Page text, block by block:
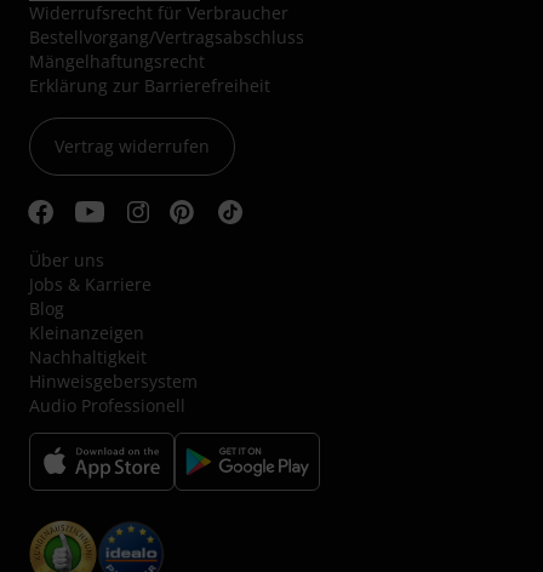
Widerrufsrecht für Verbraucher
Bestellvorgang/Vertragsabschluss
Mängelhaftungsrecht
Erklärung zur Barrierefreiheit
Vertrag widerrufen
Über uns
Jobs & Karriere
Blog
Kleinanzeigen
Nachhaltigkeit
Hinweisgebersystem
Audio Professionell